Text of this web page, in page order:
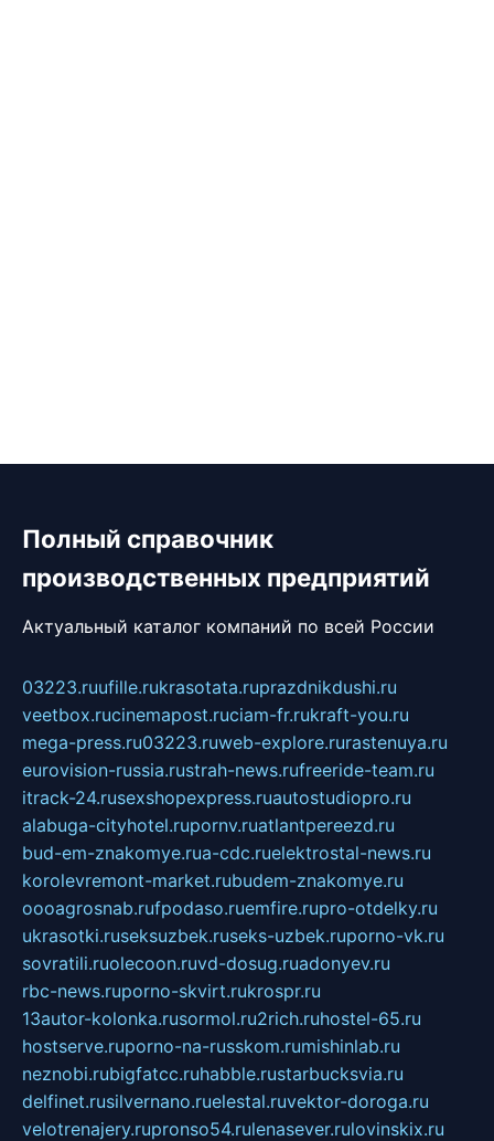
Полный справочник
производственных предприятий
Актуальный каталог компаний по всей России
03223.ruufille.rukrasotata.ruprazdnikdushi.ru
veetbox.rucinemapost.ruciam-fr.rukraft-you.ru
mega-press.ru03223.ruweb-explore.rurastenuya.ru
eurovision-russia.rustrah-news.rufreeride-team.ru
itrack-24.rusexshopexpress.ruautostudiopro.ru
alabuga-cityhotel.rupornv.ruatlantpereezd.ru
bud-em-znakomye.rua-cdc.ruelektrostal-news.ru
korolevremont-market.rubudem-znakomye.ru
oooagrosnab.rufpodaso.ruemfire.rupro-otdelky.ru
ukrasotki.ruseksuzbek.ruseks-uzbek.ruporno-vk.ru
sovratili.ruolecoon.ruvd-dosug.ruadonyev.ru
rbc-news.ruporno-skvirt.rukrospr.ru
13autor-kolonka.rusormol.ru2rich.ruhostel-65.ru
hostserve.ruporno-na-russkom.rumishinlab.ru
neznobi.rubigfatcc.ruhabble.rustarbucksvia.ru
delfinet.rusilvernano.ruelestal.ruvektor-doroga.ru
velotrenajery.rupronso54.rulenasever.rulovinskix.ru